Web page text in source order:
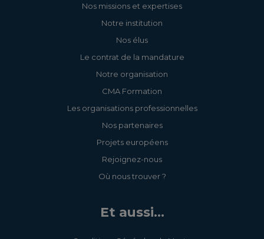
Nos missions et expertises
Notre institution
Nos élus
Le contrat de la mandature
Notre organisation
CMA Formation
Les organisations professionnelles
Nos partenaires
Projets européens
Rejoignez-nous
Où nous trouver ?
Et aussi...